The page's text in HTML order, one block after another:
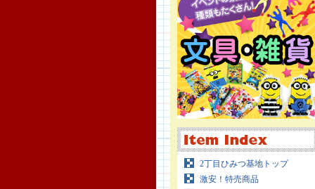
2丁目ひみつ基地トップ
激安！特売商品